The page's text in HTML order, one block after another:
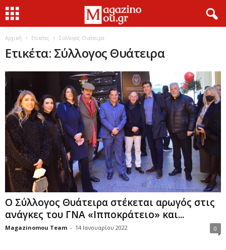
Αρχική Ετικέτες Σύλλογος Θυάτειρα
Ετικέτα: Σύλλογος Θυάτειρα
Ο Σύλλογος Θυάτειρα στέκεται αρωγός στις
ανάγκες του ΓΝΑ «Ιπποκράτειο» και...
Magazinomou Team - 14 Ιανουαρίου 2022 0